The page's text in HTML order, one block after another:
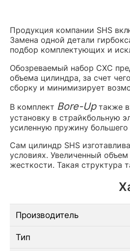
Продукция компании SHS
Замена одной детали
подбор комплектующих и
Обозреваемый набор СХС
объема цилиндра, за счет
сборку и минимизирует
В комплект Bore-Upтакже
установку в страйкбольную
усиленную пружину большего
Сам цилиндр SHS
условиях. Увеличенный
жесткости. Такая структура
Производитель
Тип